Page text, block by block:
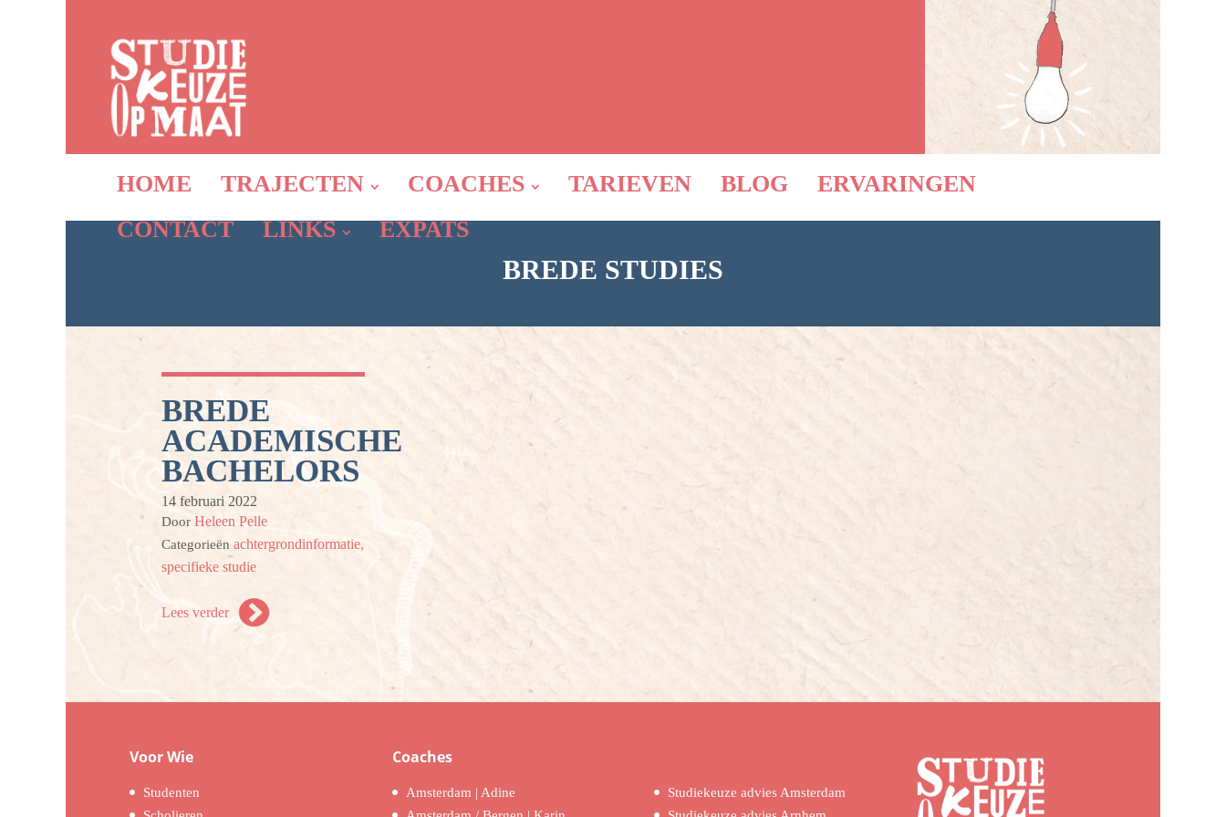
HOME TRAJECTEN COACHES TARIEVEN BLOG
ERVARINGEN
CONTACT
LINKS EXPATS
BREDE STUDIES
BREDE
ACADEMISCHE
BACHELORS
14 februari 2022
Door Heleen Pelle
Categorieën achtergrondinformatie,
specifieke studie
Lees verder
Voor Wie
Studenten
Coaches
Amsterdam | Adine
Studiekeuze advies Amsterdam